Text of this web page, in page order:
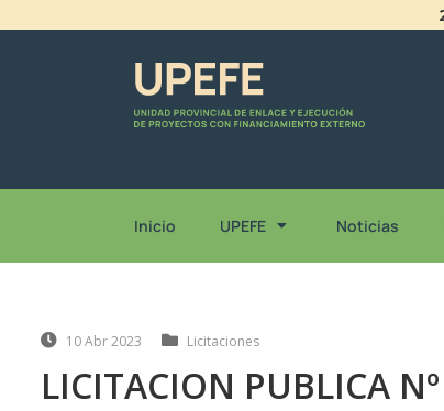
Inicio UPEFE Noticias
10 Abr 2023 Licitaciones
LICITACION PUBLICA